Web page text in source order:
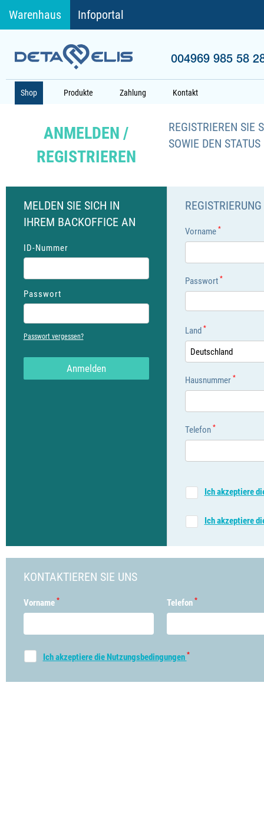
Warenhaus Infoportal
004969 985 58
Shop Produkte Zahlung Kontakt
ANMELDEN /
REGISTRIEREN
REGISTRIEREN SIE
SOWIE DEN
MELDEN SIE SICH IN
IHREM BACKOFFICE AN
ID-Nummer
Passwort
Passwort vergessen?
Anmelden
REGISTRIERUNG
Vorname *
Passwort *
Land *
Deutschland
Hausnummer *
Telefon *
Ich akzeptiere
Ich akzeptiere
KONTAKTIEREN SIE UNS
Vorname * Telefon *
Ich akzeptiere die Nutzungsbedingungen *